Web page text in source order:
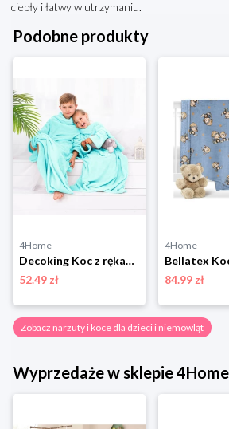
ciepły i łatwy w utrzymaniu.
Podobne produkty
4Home
Decoking Koc z rękawami Lazy Kids turkusowy, 90 x 105 cm DecoKing
52.49 zł
4Home
84.99 zł
Zobacz narzuty i koce dla dzieci i niemowląt
Wyprzedaże w sklepie 4Home